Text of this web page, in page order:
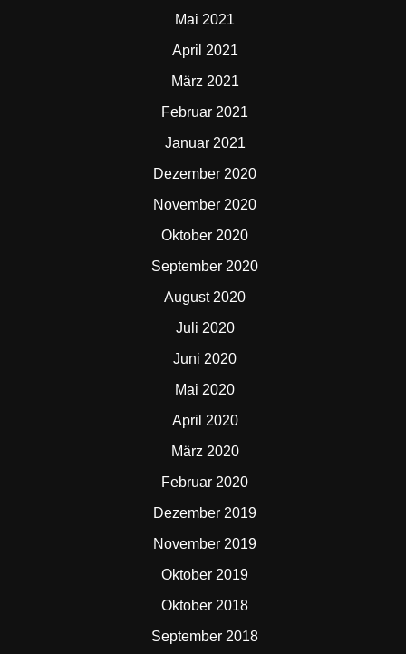
Mai 2021
April 2021
März 2021
Februar 2021
Januar 2021
Dezember 2020
November 2020
Oktober 2020
September 2020
August 2020
Juli 2020
Juni 2020
Mai 2020
April 2020
März 2020
Februar 2020
Dezember 2019
November 2019
Oktober 2019
Oktober 2018
September 2018